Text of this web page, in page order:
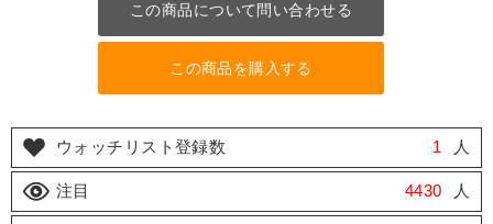
この商品について問い合わせる
この商品を購入する
ウォッチリスト登録数 1 人
注目 4430 人